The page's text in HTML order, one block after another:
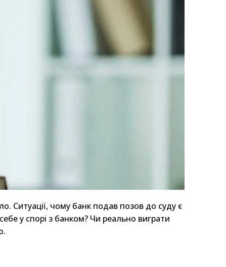
Ситуації, чому банк подав позов до суду є
у спорі з банком? Чи реально виграти